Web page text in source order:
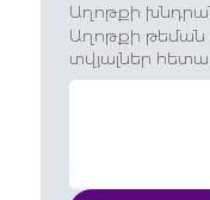
Աղոթքի
Աղոթքի թեման
տվյալներ